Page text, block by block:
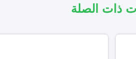
ذات الصلة